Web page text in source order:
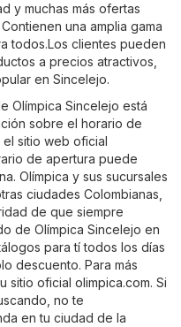
y muchas más ofertas
una amplia gama
todos.Los clientes pueden
a precios atractivos,
en Sincelejo.
Olímpica Sincelejo está
sobre el horario de
sitio web oficial
de apertura puede
Olímpica y sus sucursales
ciudades Colombianas,
de que siempre
de Olímpica Sincelejo en
para tí todos los días
descuento. Para más
sitio oficial olimpica.com. Si
no te
en tu ciudad de la